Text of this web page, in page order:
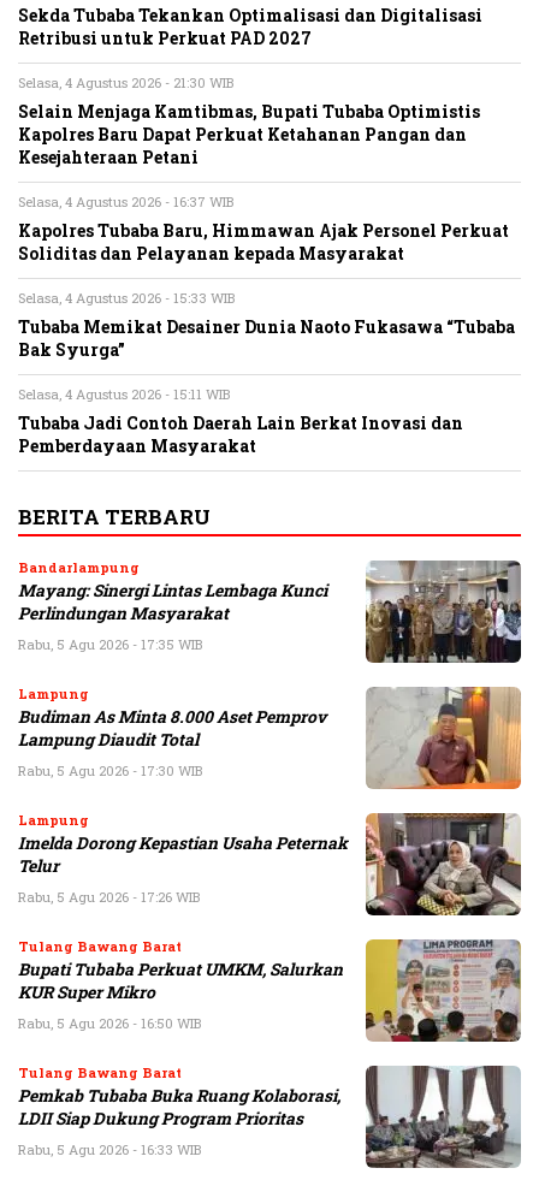
Sekda Tubaba Tekankan Optimalisasi dan Digitalisasi
Retribusi untuk Perkuat PAD 2027
Selasa, 4 Agustus 2026 - 21:30 WIB
Selain Menjaga Kamtibmas, Bupati Tubaba Optimistis
Kapolres Baru Dapat Perkuat Ketahanan Pangan dan
Kesejahteraan Petani
Selasa, 4 Agustus 2026 - 16:37 WIB
Kapolres Tubaba Baru, Himmawan Ajak Personel Perkuat
Soliditas dan Pelayanan kepada Masyarakat
Selasa, 4 Agustus 2026 - 15:33 WIB
Tubaba Memikat Desainer Dunia Naoto Fukasawa “Tubaba
Bak Syurga”
Selasa, 4 Agustus 2026 - 15:11 WIB
Tubaba Jadi Contoh Daerah Lain Berkat Inovasi dan
Pemberdayaan Masyarakat
BERITA TERBARU
Bandarlampung
Mayang: Sinergi Lintas Lembaga Kunci
Perlindungan Masyarakat
Rabu, 5 Agu 2026 - 17:35 WIB
Lampung
Budiman As Minta 8.000 Aset Pemprov
Lampung Diaudit Total
Rabu, 5 Agu 2026 - 17:30 WIB
Lampung
Imelda Dorong Kepastian Usaha Peternak
Telur
Rabu, 5 Agu 2026 - 17:26 WIB
Tulang Bawang Barat
Bupati Tubaba Perkuat UMKM, Salurkan
KUR Super Mikro
Rabu, 5 Agu 2026 - 16:50 WIB
Tulang Bawang Barat
Pemkab Tubaba Buka Ruang Kolaborasi,
LDII Siap Dukung Program Prioritas
Rabu, 5 Agu 2026 - 16:33 WIB